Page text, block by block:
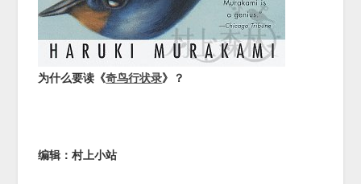
为什么要读《奇鸟行状录》？
编辑：村上小站